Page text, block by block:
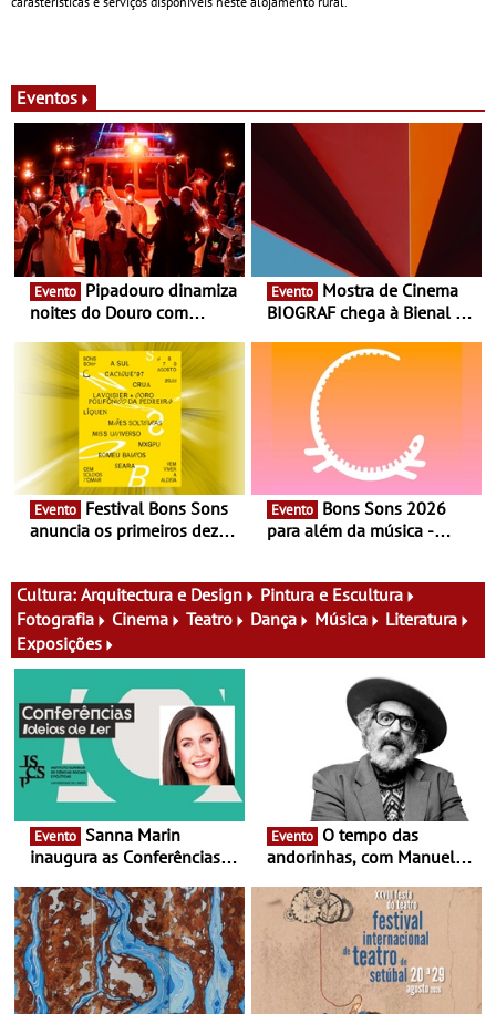
Eventos
Evento
noites do Douro com
vinho, gastronomia e
música
Evento
BIOGRAF chega à Bienal de
Documentário, ensaio
fílmico e práticas artísticas
Evento
anuncia os primeiros dez
Evento
para além da música -
atividades para toda a
família e muito mais
Cultura: Arquitectura e Design
Pintura e Escultura
Fotografia
Cinema Teatro Dança Música
Literatura
Exposições
Evento
inaugura as Conferências
Antiga primeira-ministra da
Finlândia é a convidada da
primeira edição do novo
ciclo de debates dedicado
aos grandes temas do
nosso tempo
Evento
andorinhas, com Manuel
Atum - Concerto
performance na MAAT
Gallery a 3 de Setembro,
19:30